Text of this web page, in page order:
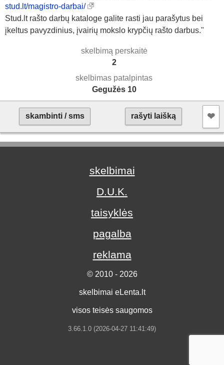
stud.lt/magistro-darbai/
Stud.lt rašto darbų kataloge galite rasti jau parašytus bei
įkeltus pavyzdinius, įvairių mokslo krypčių rašto darbus."
skelbimą perskaitė
2
skelbimas patalpintas
Gegužės 10
skambinti / sms rašyti laišką ❤︎
skelbimai
D.U.K.
taisyklės
pagalba
reklama
© 2010 - 2026
skelbimai eLenta.lt
visos teisės saugomos
3.66.1.0 (2026-04-27 11:41:49)